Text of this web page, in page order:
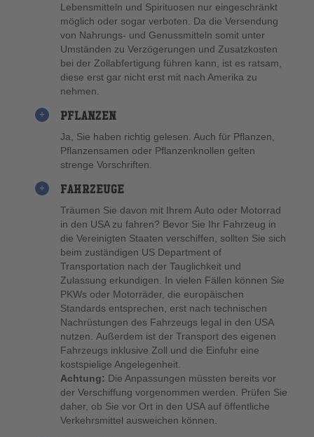
Lebensmitteln und Spirituosen nur eingeschränkt
möglich oder sogar verboten. Da die Versendung
von Nahrungs- und Genussmitteln somit unter
Umständen zu Verzögerungen und Zusatzkosten
bei der Zollabfertigung führen kann, ist es ratsam,
diese erst gar nicht erst mit nach Amerika zu
nehmen.
PFLANZEN
Ja, Sie haben richtig gelesen. Auch für Pflanzen,
Pflanzensamen oder Pflanzenknollen gelten
strenge Vorschriften.
FAHRZEUGE
Träumen Sie davon mit Ihrem Auto oder Motorrad
in den USA zu fahren? Bevor Sie Ihr Fahrzeug in
die Vereinigten Staaten verschiffen, sollten Sie sich
beim zuständigen US Department of
Transportation nach der Tauglichkeit und
Zulassung erkundigen. In vielen Fällen können Sie
PKWs oder Motorräder, die europäischen
Standards entsprechen, erst nach technischen
Nachrüstungen des Fahrzeugs legal in den USA
nutzen. Außerdem ist der Transport des eigenen
Fahrzeugs inklusive Zoll und die Einfuhr eine
kostspielige Angelegenheit.
Achtung: Die Anpassungen müssten bereits vor
der Verschiffung vorgenommen werden. Prüfen Sie
daher, ob Sie vor Ort in den USA auf öffentliche
Verkehrsmittel ausweichen können.